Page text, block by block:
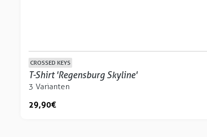
CROSSED KEYS
T-Shirt 'Regensburg Skyline'
3 Varianten
29,90 €